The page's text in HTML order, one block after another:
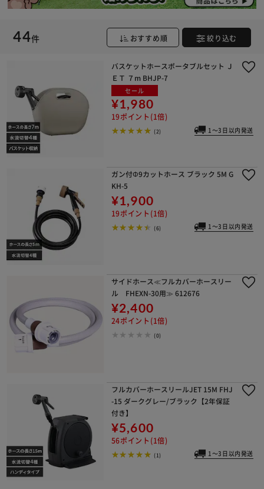
44件 おすすめ順 絞り込む
バスケットホースポータブルセット Ｊ
ＥＴ ７m BHJP-7
セール
¥1,980
19ポイント(1倍)
(2) 1～3日以内発送
ガン付Φ9カットホース ブラック 5M G
KH-5
¥1,900
19ポイント(1倍)
(6) 1～3日以内発送
サイドホース≪フルカバーホースリー
ル FHEXN-30用≫ 612676
¥2,400
24ポイント(1倍)
(0)
フルカバーホースリールJET 15M FHJ
-15 ダークグレー/ブラック【2年保証
付き】
¥5,600
56ポイント(1倍)
(1) 1～3日以内発送